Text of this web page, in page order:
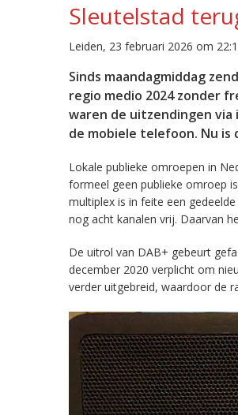
Sleutelstad
Leiden, 23 februari 2026 om
Sinds maandagmiddag
regio medio 2024 zonder
waren de uitzendingen
de mobiele telefoon. Nu is
Lokale publieke omroepen in
formeel geen publieke omroep
multiplex is in feite een
nog acht kanalen vrij. Daarvan
De uitrol van DAB+ gebeurt
december 2020 verplicht om
verder uitgebreid, waardoor de